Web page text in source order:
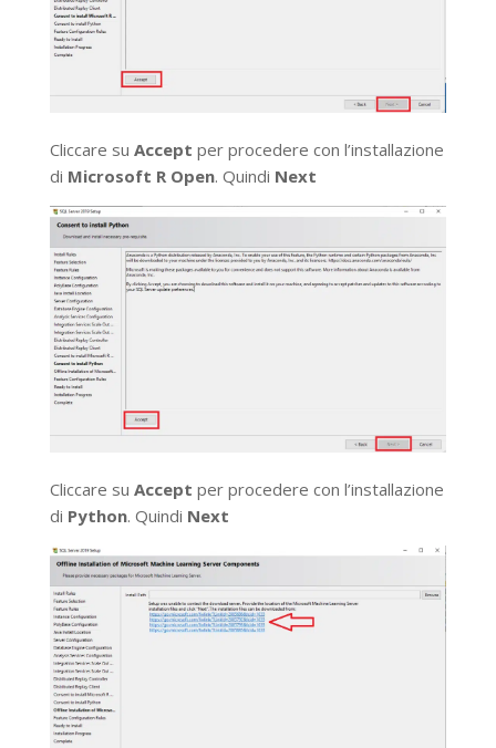
Cliccare su Accept per procedere con l’installazione
di Microsoft R Open. Quindi Next
Cliccare su Accept per procedere con l’installazione
di Python. Quindi Next